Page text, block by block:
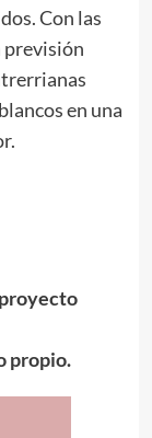
Con las
previsión
en una
propio.